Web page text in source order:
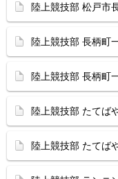
陸上競技部 松戸市
陸上競技部 長柄町
陸上競技部 長柄町
陸上競技部 たてば
陸上競技部 たてば